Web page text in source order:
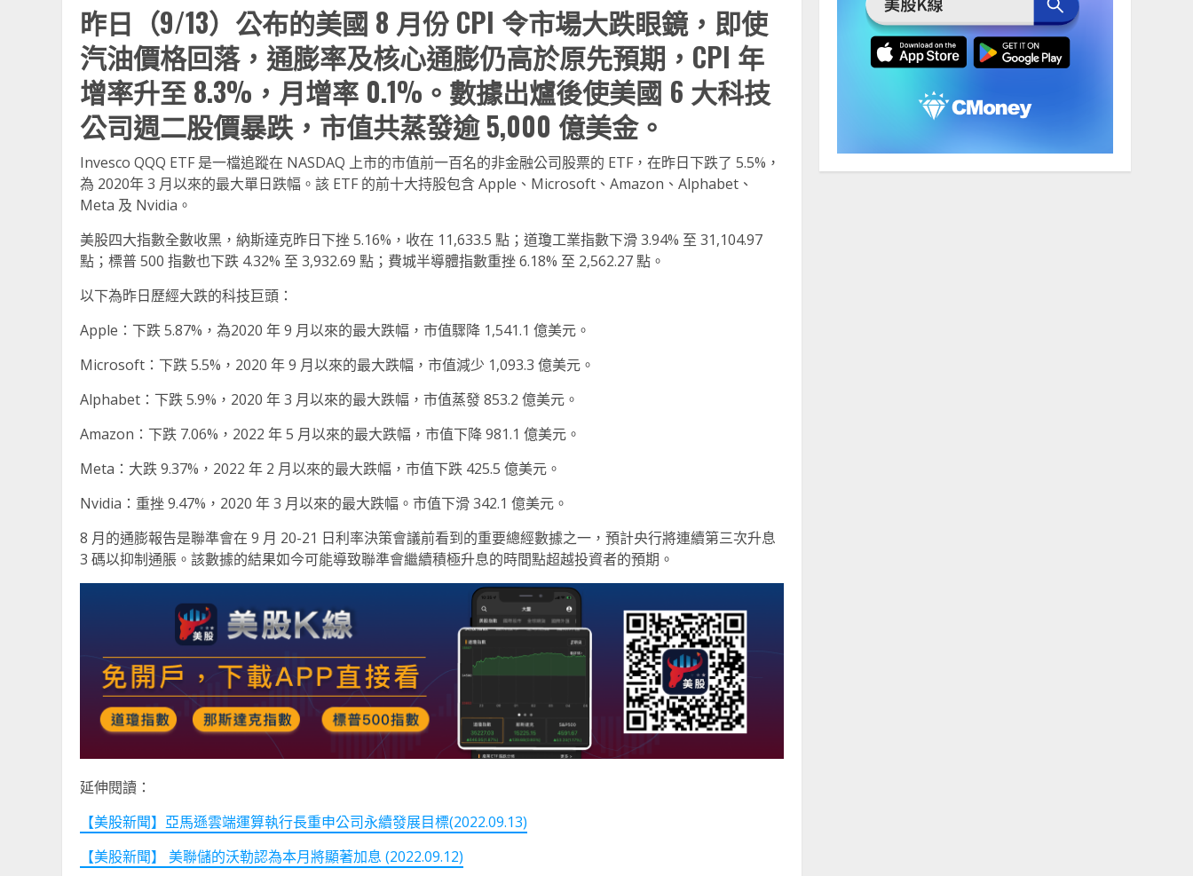
昨日（9/13）公布的美國 8 月份 CPI 令市場大跌眼鏡，即使
汽油價格回落，通膨率及核心通膨仍高於原先預期，CPI 年
增率升至 8.3%，月增率 0.1%。數據出爐後使美國 6 大科技
公司週二股價暴跌，市值共蒸發逾 5,000 億美金。
Invesco QQQ ETF 是一檔追蹤在 NASDAQ 上市的市值前一百名的非金融公司股票的 ETF，在昨日下跌了 5.5%，
為 2020年 3 月以來的最大單日跌幅。該 ETF 的前十大持股包含 Apple、Microsoft、Amazon、Alphabet、
Meta 及 Nvidia。
美股四大指數全數收黑，納斯達克昨日下挫 5.16%，收在 11,633.5 點；道瓊工業指數下滑 3.94% 至 31,104.97
點；標普 500 指數也下跌 4.32% 至 3,932.69 點；費城半導體指數重挫 6.18% 至 2,562.27 點。
以下為昨日歷經大跌的科技巨頭：
Apple：下跌 5.87%，為2020 年 9 月以來的最大跌幅，市值驟降 1,541.1 億美元。
Microsoft：下跌 5.5%，2020 年 9 月以來的最大跌幅，市值減少 1,093.3 億美元。
Alphabet：下跌 5.9%，2020 年 3 月以來的最大跌幅，市值蒸發 853.2 億美元。
Amazon：下跌 7.06%，2022 年 5 月以來的最大跌幅，市值下降 981.1 億美元。
Meta：大跌 9.37%，2022 年 2 月以來的最大跌幅，市值下跌 425.5 億美元。
Nvidia：重挫 9.47%，2020 年 3 月以來的最大跌幅。市值下滑 342.1 億美元。
8 月的通膨報告是聯準會在 9 月 20-21 日利率決策會議前看到的重要總經數據之一，預計央行將連續第三次升息
3 碼以抑制通脹。該數據的結果如今可能導致聯準會繼續積極升息的時間點超越投資者的預期。
延伸閱讀：
【美股新聞】亞馬遜雲端運算執行長重申公司永續發展目標(2022.09.13)
【美股新聞】 美聯儲的沃勒認為本月將顯著加息 (2022.09.12)